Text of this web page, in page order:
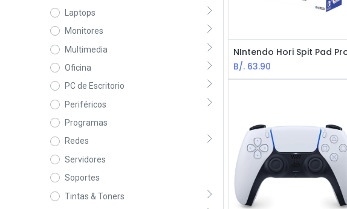
Laptops
Monitores
Multimedia
Oficina
PC de Escritorio
Periféricos
Programas
Redes
Servidores
Soportes
Tintas & Toners
B/. 63.90